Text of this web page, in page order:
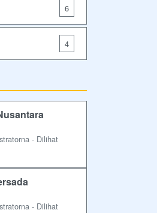
6
4
- Dilihat
- Dilihat